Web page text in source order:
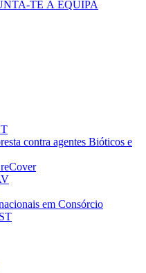
TE À EQUIPA
contra agentes Bióticos e
em Consórcio